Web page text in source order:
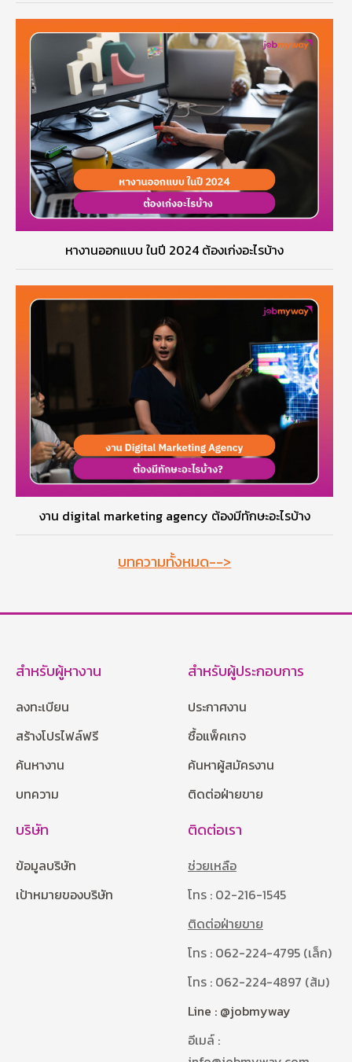
หางานออกแบบ ในปี 2024 ต้องเก่งอะไรบ้าง
งาน digital marketing agency ต้องมีทักษะอะไรบ้าง
บทความทั้งหมด-->
สำหรับผู้หางาน
ลงทะเบียน
สร้างโปรไฟล์ฟรี
ค้นหางาน
บทความ
สำหรับผู้ประกอบการ
ประกาศงาน
ซื้อแพ็คเกจ
ค้นหาผู้สมัครงาน
ติดต่อฝ่ายขาย
บริษัท
ข้อมูลบริษัท
เป้าหมายของบริษัท
ติดต่อเรา
ช่วยเหลือ
โทร : 02-216-1545
ติดต่อฝ่ายขาย
โทร : 062-224-4795 (เล็ก)
โทร : 062-224-4897 (ส้ม)
Line : @jobmyway
อีเมล์ :